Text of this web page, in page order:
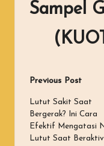
Sampel
Post
navigation
Previous Post
Lutut Sakit Saat
Bergerak? Ini Cara
Efektif Mengatasi
Lutut Saat